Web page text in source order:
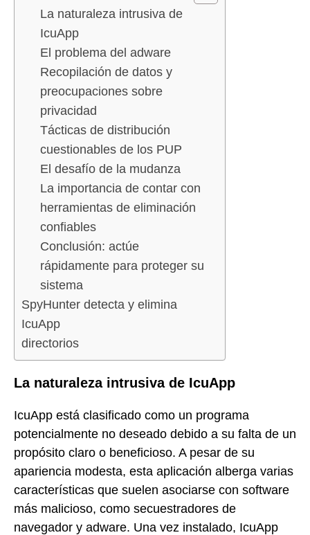
La naturaleza intrusiva de
IcuApp
El problema del adware
Recopilación de datos y
preocupaciones sobre
privacidad
Tácticas de distribución
cuestionables de los PUP
El desafío de la mudanza
La importancia de contar con
herramientas de eliminación
confiables
Conclusión: actúe
rápidamente para proteger su
sistema
SpyHunter detecta y elimina
IcuApp
directorios
La naturaleza intrusiva de IcuApp
IcuApp está clasificado como un programa
potencialmente no deseado debido a su falta de un
propósito claro o beneficioso. A pesar de su
apariencia modesta, esta aplicación alberga varias
características que suelen asociarse con software
más malicioso, como secuestradores de
navegador y adware. Una vez instalado, IcuApp